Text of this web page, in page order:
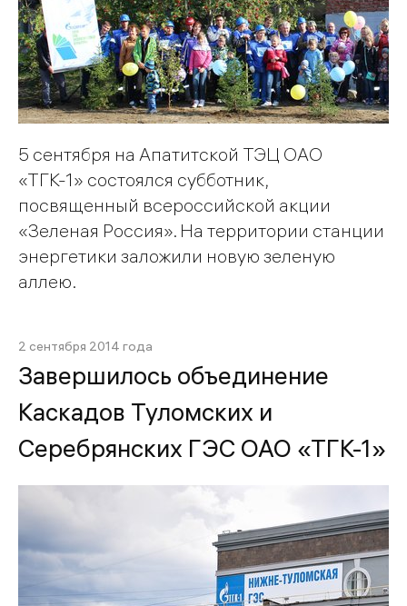
5 сентября на Апатитской ТЭЦ ОАО
«ТГК-1» состоялся субботник,
посвященный всероссийской акции
«Зеленая Россия». На территории станции
энергетики заложили новую зеленую
аллею.
2 сентября 2014 года
Завершилось объединение
Каскадов Туломских и
Серебрянских ГЭС ОАО «ТГК-1»